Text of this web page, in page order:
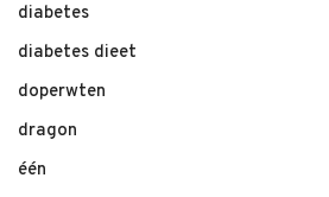
diabetes
diabetes dieet
doperwten
dragon
één